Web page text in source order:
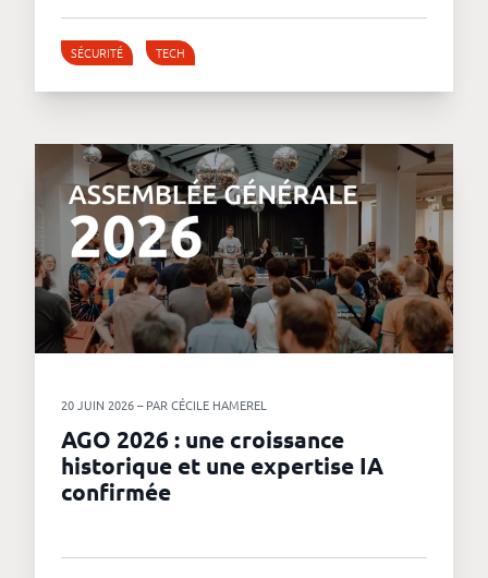
SÉCURITÉ TECH
20 JUIN 2026 – PAR CÉCILE HAMEREL
AGO 2026 : une croissance
historique et une expertise IA
confirmée